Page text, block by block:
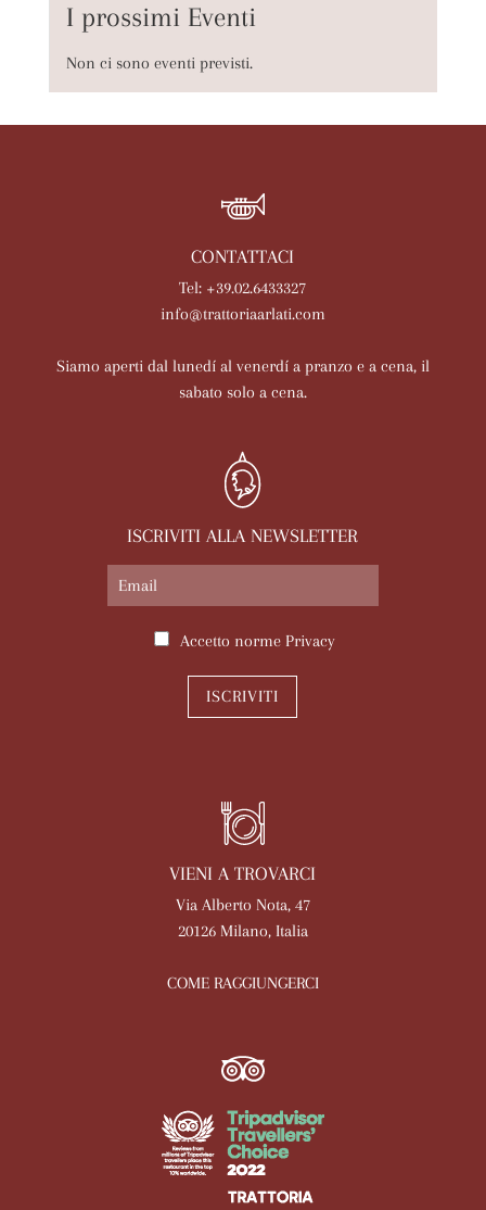
I prossimi Eventi
Non ci sono eventi previsti.
CONTATTACI
Tel: +39.02.6433327
info@trattoriaarlati.com
Siamo aperti dal lunedí al venerdí a pranzo e a cena, il
sabato solo a cena.
ISCRIVITI ALLA NEWSLETTER
Accetto norme Privacy
ISCRIVITI
VIENI A TROVARCI
Via Alberto Nota, 47
20126 Milano, Italia
COME RAGGIUNGERCI